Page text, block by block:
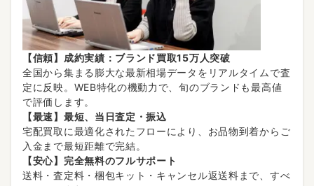
【信頼】成約実績：ブランド買取15万人突破
全国から集まる膨大な最新相場データをリアルタイムで査
定に反映。WEB特化の機動力で、旬のブランドも最高値
で評価します。
【最速】最短、当日査定・振込
宅配買取に最適化されたフローにより、お品物到着からご
入金まで最短距離で完結。
【安心】完全無料のフルサポート
送料・査定料・梱包キット・キャンセル返送料まで、すべ